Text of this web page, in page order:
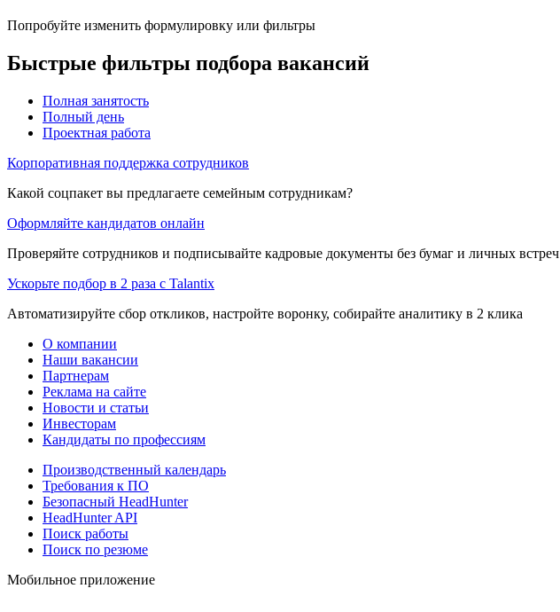
Попробуйте изменить формулировку или фильтры
Быстрые фильтры подбора вакансий
Полная занятость
Полный день
Проектная работа
Корпоративная поддержка сотрудников
Какой соцпакет вы предлагаете семейным сотрудникам?
Оформляйте кандидатов онлайн
Проверяйте сотрудников и подписывайте кадровые документы без бумаг и личных встреч
Ускорьте подбор в 2 раза с Talantix
Автоматизируйте сбор откликов, настройте воронку, собирайте аналитику в 2 клика
О компании
Наши вакансии
Партнерам
Реклама на сайте
Новости и статьи
Инвесторам
Кандидаты по профессиям
Производственный календарь
Требования к ПО
Безопасный HeadHunter
HeadHunter API
Поиск работы
Поиск по резюме
Мобильное приложение